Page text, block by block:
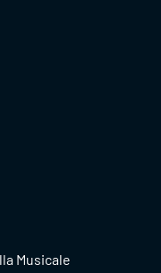
Musicale